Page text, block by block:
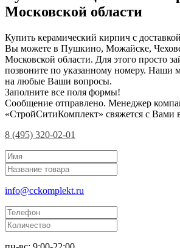
Московской области
Купить керамический кирпич с
Вы можете в Пушкино, Можайске,
Московской области. Для этого просто
позвоните по указанному номеру. Наши
на любые Ваши вопросы.
Заполните все поля формы!
Сообщение отправлено. Менеджер
«СтройСитиКомплект» свяжется с Вами
8 (495) 320-02-01
info@cckomplekt.ru